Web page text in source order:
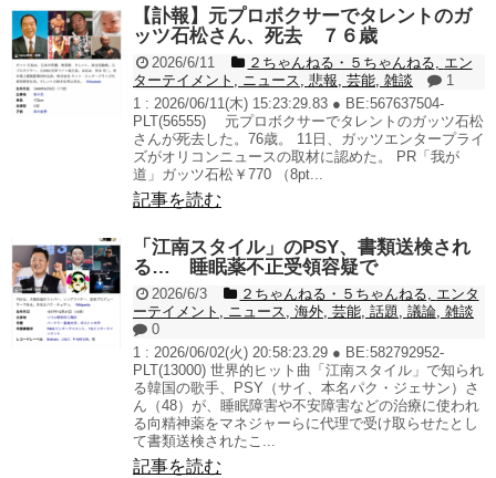
【訃報】元プロボクサーでタレントのガ
ッツ石松さん、死去 ７６歳
2026/6/11 ２ちゃんねる・５ちゃんねる, エン
ターテイメント , ニュース, 悲報, 芸能, 雑談
1
1 : 2026/06/11(木) 15:23:29.83 ● BE:567637504-
PLT(56555) 元プロボクサーでタレントのガッツ石松
さんが死去した。76歳。 11日、ガッツエンタープライ
ズがオリコンニュースの取材に認めた。 PR「我が
道」ガッツ石松￥770 （8pt...
記事を読む
「江南スタイル」のPSY、書類送検され
る… 睡眠薬不正受領容疑で
2026/6/3 ２ちゃんねる・５ちゃんねる, エンタ
ーテイメント , ニュース, 海外, 芸能, 話題, 議論, 雑談
0
1 : 2026/06/02(火) 20:58:23.29 ● BE:582792952-
PLT(13000) 世界的ヒット曲「江南スタイル」で知られ
る韓国の歌手、PSY（サイ、本名パク・ジェサン）さ
ん（48）が、睡眠障害や不安障害などの治療に使われ
る向精神薬をマネジャーらに代理で受け取らせたとし
て書類送検されたこ...
記事を読む